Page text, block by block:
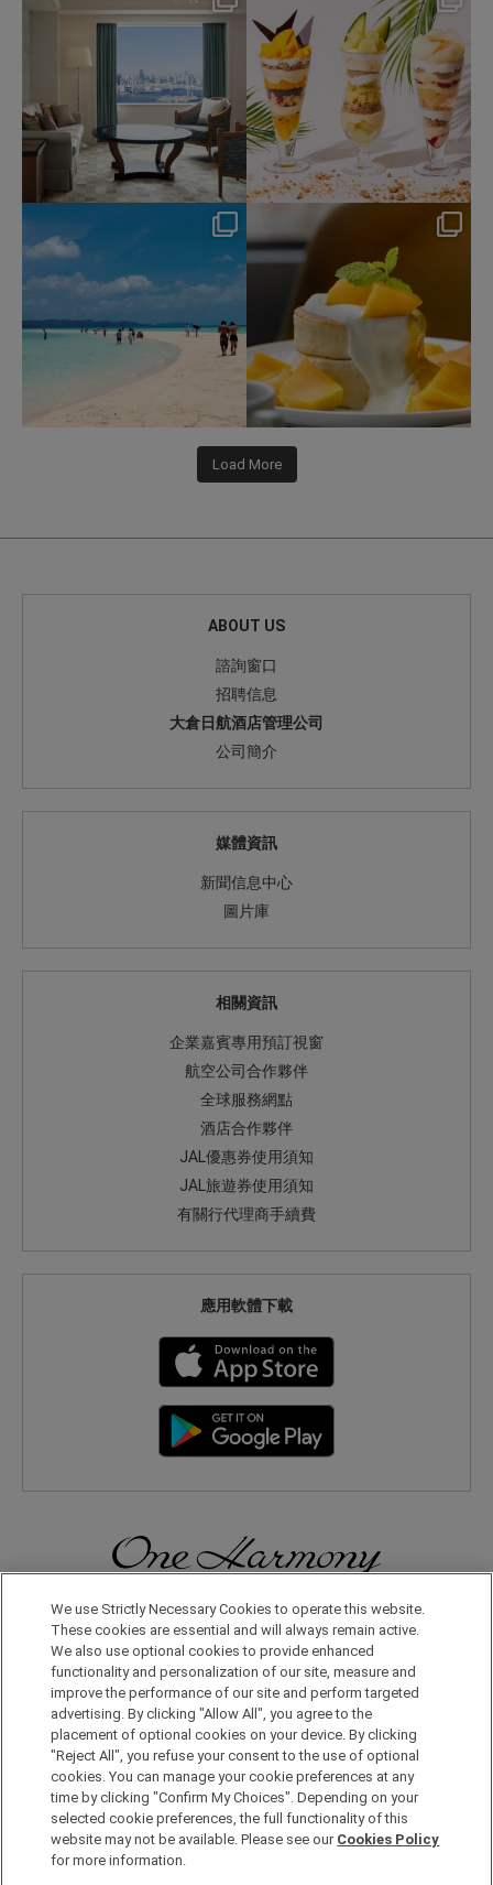
Aug 7
Aug 4
184 1
nikko_hotels
175 1
Load More
ABOUT US
諮詢窗口
招聘信息
大倉日航酒店管理公司
公司簡介
媒體資訊
新聞信息中心
圖片庫
相關資訊
企業嘉賓專用預訂視窗
航空公司合作夥伴
全球服務網點
酒店合作夥伴
JAL優惠券使用須知
JAL旅遊券使用須知
有關行代理商手續費
應用軟體下載
無論在日本國內還是在世界其他地方，您都會體驗到更多旅行的樂
趣。只要申請成為One Harmony會員，即可享受各種專屬優惠。
申請加入會員，請點擊此處
Copyright © Okura Nikko Hotel Management Co., Ltd. All
We use Strictly Necessary Cookies to operate this website.
These cookies are essential and will always remain active.
We also use optional cookies to provide enhanced
functionality and personalization of our site, measure and
improve the performance of our site and perform targeted
advertising. By clicking "Allow All", you agree to the
placement of optional cookies on your device. By clicking
"Reject All", you refuse your consent to the use of optional
cookies. You can manage your cookie preferences at any
time by clicking "Confirm My Choices". Depending on your
selected cookie preferences, the full functionality of this
website may not be available. Please see our Cookies Policy
for more information.